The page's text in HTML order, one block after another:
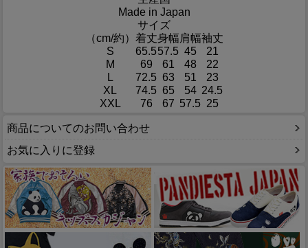
Made in Japan
サイズ
（cm/約） 着丈身幅肩幅袖丈
S
65.557.5 45
21
M
69 61 48
22
L
72.5 63 51
23
XL
74.5 65 54 24.5
XXL
76 67 57.5 25
商品についてのお問い合わせ
お気に入りに登録